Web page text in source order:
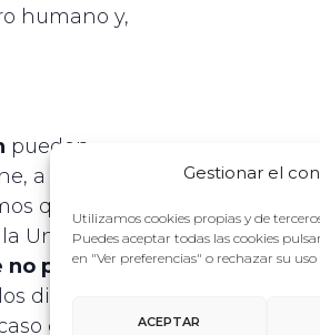
Gestionar el
Utilizamos cookies propias y de
Puedes aceptar todas las cookies
en "Ver preferencias" o rechazar su
ACEPTAR
humano y,
pueden
a través de
que si han
Universidad
no pueden
diálogos con
de necesitar